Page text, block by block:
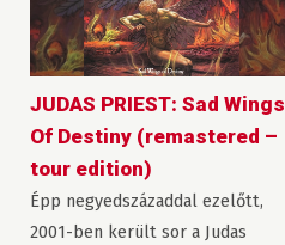
JUDAS PRIEST: Sad Wings
Of Destiny (remastered –
tour edition)
Épp negyedszázaddal ezelőtt,
2001-ben került sor a Judas